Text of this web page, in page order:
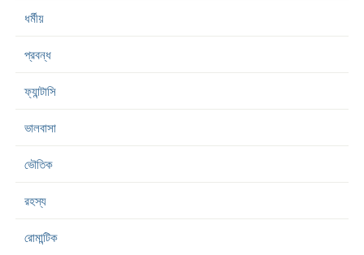
ধর্মীয়
প্রবন্ধ
ফ্যান্টাসি
ভালবাসা
ভৌতিক
রহস্য
রোমান্টিক